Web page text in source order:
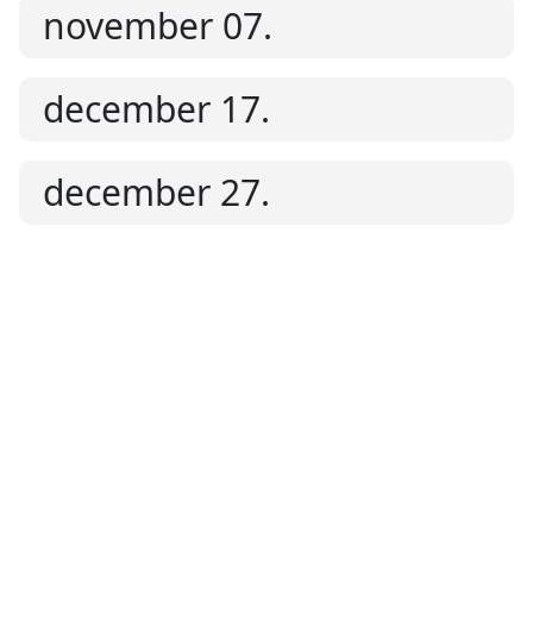
november 07.
december 17.
december 27.